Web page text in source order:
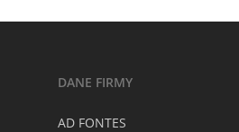
DANE FIRMY
AD FONTES